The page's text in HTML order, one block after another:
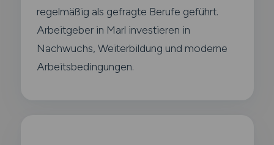
regelmäßig als gefragte Berufe geführt.
Arbeitgeber in Marl investieren in
Nachwuchs, Weiterbildung und moderne
Arbeitsbedingungen.